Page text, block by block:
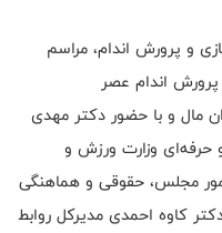
و پرورش اندام، مراسم
پرورش اندام عصر
مال و با حضور دکتر مهدی
حرفه‌ای وزارت ورزش و
مجلس، حقوقی و هماهنگی
کاوه احمدی مدیرکل روابط